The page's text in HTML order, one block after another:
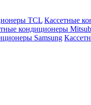
TCL Кассетные
кондиционеры
Samsung